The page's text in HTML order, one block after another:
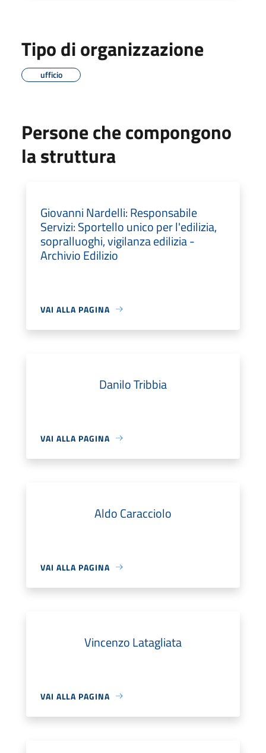
Tipo di organizzazione
ufficio
Persone che compongono
la struttura
Giovanni Nardelli: Responsabile
Servizi: Sportello unico per l'edilizia,
sopralluoghi, vigilanza edilizia -
Archivio Edilizio
VAI ALLA PAGINA
Danilo Tribbia
VAI ALLA PAGINA
Aldo Caracciolo
VAI ALLA PAGINA
Vincenzo Latagliata
VAI ALLA PAGINA